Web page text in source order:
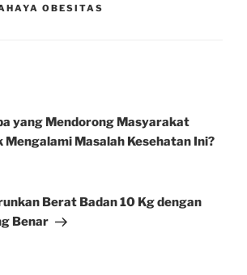
OBESITAS
yang Mendorong Masyarakat
Mengalami Masalah Kesehatan Ini?
Berat Badan 10 Kg dengan
Benar